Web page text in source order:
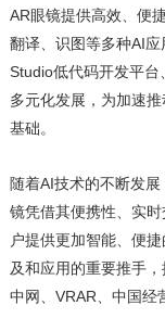
AR眼镜提供高效、便
翻译、识图等多种AI
Studio低代码开发平
多元化发展，为加速
基础。
随着AI技术的不断发
镜凭借其便携性、实
户提供更加智能、便
及和应用的重要推手
中网、VRAR、中国经